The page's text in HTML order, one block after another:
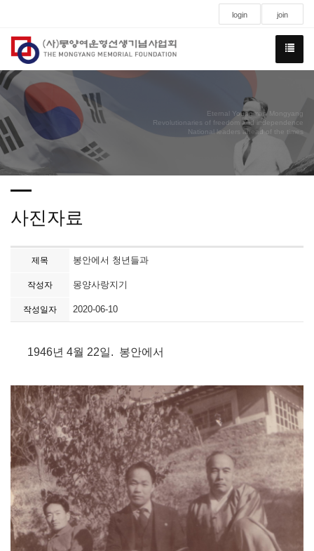
login join
Eternal Youngman Mongyang
Revolutionaries of freedom and independence
National leaders ahead of the times
사진자료
제목 봉안에서 청년들과
작성자 몽양사랑지기
작성일자 2020-06-10
1946년 4월 22일. 봉안에서